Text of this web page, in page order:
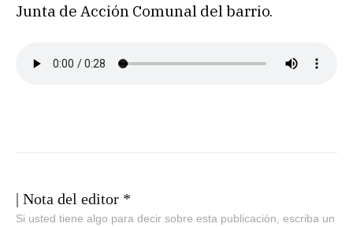
Junta de Acción Comunal del barrio.
| Nota del editor *
Si usted tiene algo para decir sobre esta publicación, escriba un